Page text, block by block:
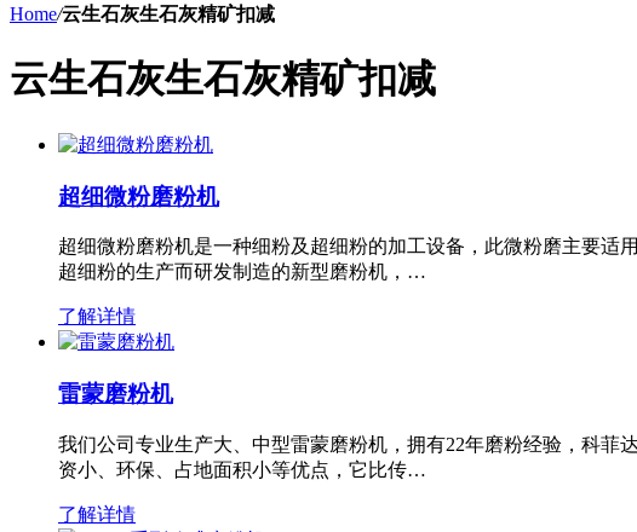
Home/云生石灰生石灰精矿扣减
云生石灰生石灰精矿扣减
超细微粉磨粉机
超细微粉磨粉机是一种细粉及超细粉的加工设备，此微粉磨主要适
超细粉的生产而研发制造的新型磨粉机，…
了解详情
雷蒙磨粉机
我们公司专业生产大、中型雷蒙磨粉机，拥有22年磨粉经验，科
资小、环保、占地面积小等优点，它比传…
了解详情